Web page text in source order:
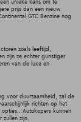
unieke kans om te
prijs dan een nieuw
GTC Benzine nog
zoals leeftijd,
zijn ze echter gunstiger
van de luxe en
voor duurzaamheid, zal de
richten op het
Autokopers kunnen
zijn.